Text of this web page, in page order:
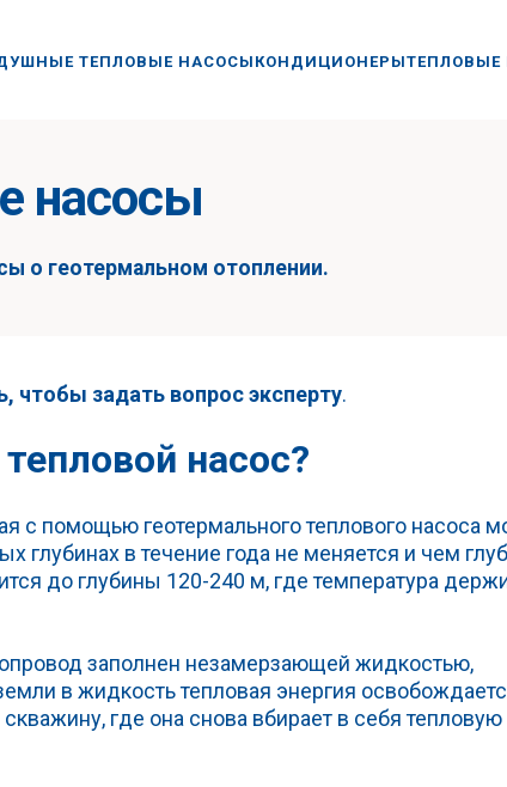
ТЕПЛОВЫЕ НАСОСЫКОНДИЦИОНЕРЫ
насосы
о геотермальном отоплении.
чтобы задать вопрос эксперту.
насос?
с помощью геотермального теплового насоса
глубинах в течение года не меняется и чем
до глубины 120-240 м, где температура
заполнен незамерзающей жидкостью,
в жидкость тепловая энергия
где она снова вбирает в себя тепловую